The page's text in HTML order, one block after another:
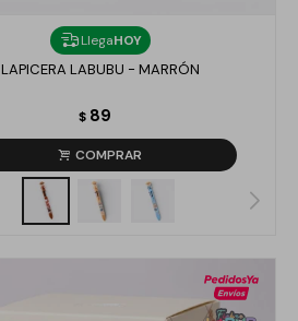
LlegaHOY
LAPICERA LABUBU - MARRÓN
$ 89